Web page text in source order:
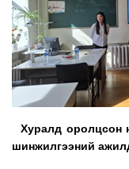
Хуралд оролцсон
шинжилгээний